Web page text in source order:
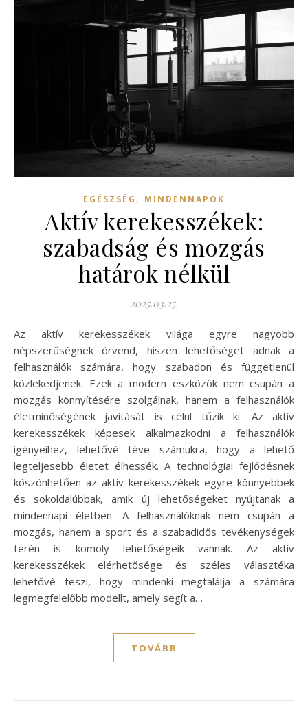
EGÉSZSÉG , MINDENNAPOK
Aktív kerekesszékek:
szabadság és mozgás
határok nélkül
2025.03.25.
Az aktív kerekesszékek világa egyre nagyobb
népszerűségnek örvend, hiszen lehetőséget adnak a
felhasználók számára, hogy szabadon és függetlenül
közlekedjenek. Ezek a modern eszközök nem csupán a
mozgás könnyítésére szolgálnak, hanem a felhasználók
életminőségének javítását is célul tűzik ki. Az aktív
kerekesszékek képesek alkalmazkodni a felhasználók
igényeihez, lehetővé téve számukra, hogy a lehető
legteljesebb életet élhessék. A technológiai fejlődésnek
köszönhetően az aktív kerekesszékek egyre könnyebbek
és sokoldalúbbak, amik új lehetőségeket nyújtanak a
mindennapi életben. A felhasználóknak nem csupán a
mozgás, hanem a sport és a szabadidős tevékenységek
terén is komoly lehetőségeik vannak. Az aktív
kerekesszékek elérhetősége és széles választéka
lehetővé teszi, hogy mindenki megtalálja a számára
legmegfelelőbb modellt, amely segít a…
TOVÁBB